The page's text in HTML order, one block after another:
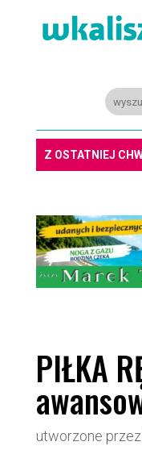
Z OSTATNIEJ
PIŁKA
utworzone przez